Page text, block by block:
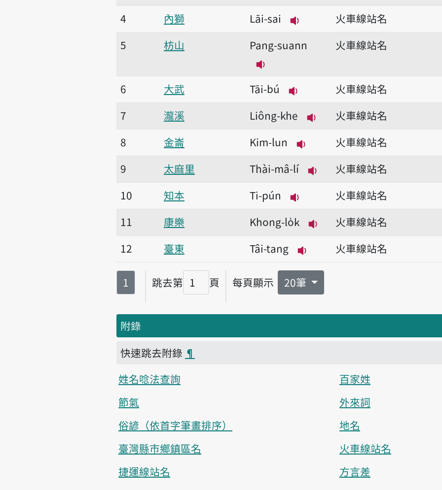
播放音讀Ka-lo̍k
4
內獅
Lāi-sai
播放音讀Lāi-sai
火車線站名
5
枋山 Pang-suann
播放音讀Pang-suann
火車線站名
6 大武
Tāi-bú
播放音讀Tāi-bú
火車線站名
7
瀧溪
Liông-khe
播放音讀Liông-khe
火車線站名
8
金崙
Kim-lun
播放音讀Kim-lun
火車線站名
9
太麻里
Thài-mâ-lí
播放音讀Thài-mâ-lí
火車線站名
10
知本
Ti-pún
播放音讀Ti-pún
火車線站名
11
康樂
Khong-lo̍k
播放音讀Khong-lo̍k
火車線站名
12
臺東
Tâi-tang
播放音讀Tâi-tang
火車線站名
第
1 跳去第
頁碼
頁 每頁顯示 20筆
附錄
快速跳去附錄 ¶
姓名唸法查詢
百家姓
節氣
外來詞
俗諺（依首字筆畫排序）
地名
臺灣縣市鄉鎮區名
火車線站名
捷運線站名
方言差